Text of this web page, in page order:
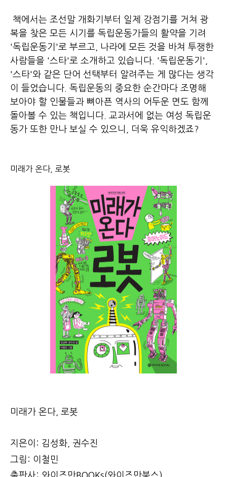
책에서는 조선말 개화기부터 일제 강점기를 거쳐 광
복을 찾은 모든 시기를 독립운동가들의 활약을 기려
'독립운동기'로 부르고, 나라에 모든 것을 바쳐 투쟁한
사람들을 '스타'로 소개하고 있습니다. '독립운동기',
'스타'와 같은 단어 선택부터 알려주는 게 많다는 생각
이 들었습니다. 독립운동의 중요한 순간마다 조명해
보아야 할 인물들과 뼈아픈 역사의 어두운 면도 함께
돌아볼 수 있는 책입니다. 교과서에 없는 여성 독립운
동가 또한 만나 보실 수 있으니, 더욱 유익하겠죠?
미래가 온다, 로봇
미래가 온다, 로봇
지은이: 김성화, 권수진
그림: 이철민